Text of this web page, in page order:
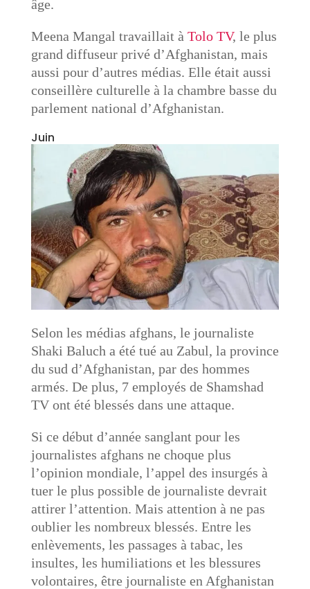
âge.
Meena Mangal travaillait à Tolo TV, le plus
grand diffuseur privé d’Afghanistan, mais
aussi pour d’autres médias. Elle était aussi
conseillère culturelle à la chambre basse du
parlement national d’Afghanistan.
Juin
Selon les médias afghans, le journaliste
Shaki Baluch a été tué au Zabul, la province
du sud d’Afghanistan, par des hommes
armés. De plus, 7 employés de Shamshad
TV ont été blessés dans une attaque.
Si ce début d’année sanglant pour les
journalistes afghans ne choque plus
l’opinion mondiale, l’appel des insurgés à
tuer le plus possible de journaliste devrait
attirer l’attention. Mais attention à ne pas
oublier les nombreux blessés. Entre les
enlèvements, les passages à tabac, les
insultes, les humiliations et les blessures
volontaires, être journaliste en Afghanistan